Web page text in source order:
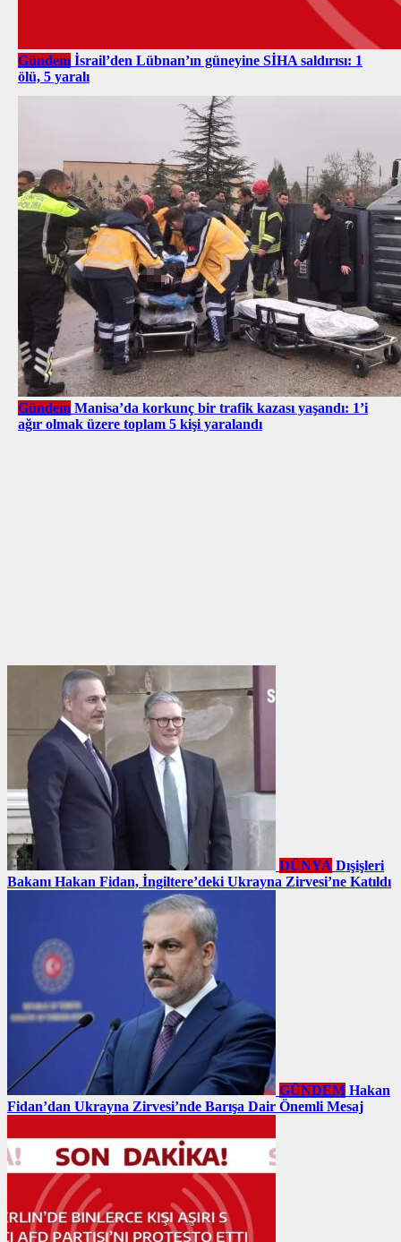
Gündem İsrail’den Lübnan’ın güneyine SİHA saldırısı: 1
ölü, 5 yaralı
Gündem Manisa’da korkunç bir trafik kazası yaşandı: 1’i
ağır olmak üzere toplam 5 kişi yaralandı
DÜNYA Dışişleri
Bakanı Hakan Fidan, İngiltere’deki Ukrayna Zirvesi’ne Katıldı
GÜNDEM Hakan
Fidan’dan Ukrayna Zirvesi’nde Barışa Dair Önemli Mesaj